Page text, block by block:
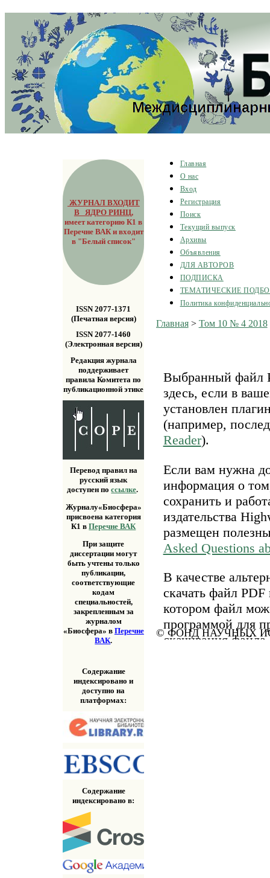
ЖУРНАЛ ВХОДИТ
В ЯДРО РИНЦ,
имеет категорию К1 в
Перечне ВАК и входит
в "Белый список"
ISSN 2077-1371
(Печатная версия)
ISSN 2077-1460
(Электронная версия)
Редакция журнала
поддерживает
правила Комитета по
публикационной этике
Перевод правил на
русский язык
доступен поссылке.
Журналу«Биосфера»
присвоена категория
К1 вПеречне ВАК
При защите
диссертации могут
быть учтены только
публикации,
соответствующие
кодам
специальностей,
закрепленным за
журналом
«Биосфера» в Перечне
ВАК.
Содержание
индексировано и
доступно на
платформах:
Содержание
индексировано в:
Главная
О нас
Вход
Регистрация
Поиск
Текущий выпуск
Архивы
Объявления
ДЛЯ АВТОРОВ
ПОДПИСКА
ТЕМАТИЧЕСКИЕ
Политика
Главная> Том 10 № 4 2018
Выбранный файл
здесь, если в
установлен
(например,
Reader).
Если вам нужна
информация о
сохранить и
издательства
размещен
Asked Questions
В качестве
скачать файл
котором файл
программой для
скачивания
© ФОНД НАУЧНЫХ